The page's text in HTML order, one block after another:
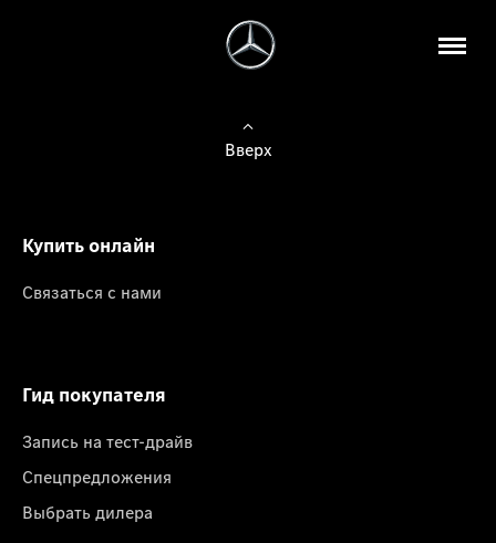
Вверх
Купить онлайн
Связаться с нами
Гид покупателя
Запись на тест-драйв
Спецпредложения
Выбрать дилера